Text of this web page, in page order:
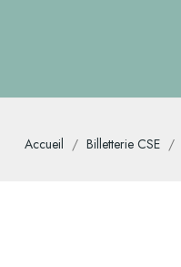
Accueil Billetterie CSE